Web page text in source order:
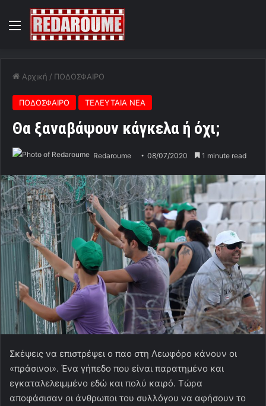
Menu
Αρχική / ΠΟΔΟΣΦΑΙΡΟ
ΠΟΔΟΣΦΑΙΡΟ ΤΕΛΕΥΤΑΙΑ ΝΕΑ
Θα ξαναβάψουν κάγκελα ή όχι;
Redaroume 08/07/2020 1 minute read
Σκέψεις να επιστρέψει ο παο στη Λεωφόρο κάνουν οι
«πράσινοι». Ένα γήπεδο που είναι παρατημένο και
εγκαταλελειμμένο εδώ και πολύ καιρό. Τώρα
αποφάσισαν οι άνθρωποι του συλλόγου να αφήσουν το